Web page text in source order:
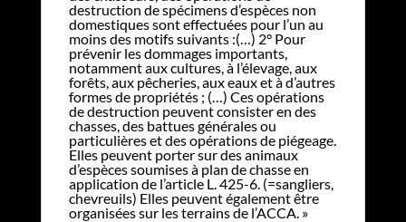
destruction de spécimens d’espèces non
domestiques sont effectuées pour l’un au
moins des motifs suivants :(…) 2° Pour
prévenir les dommages importants,
notamment aux cultures, à l’élevage, aux
forêts, aux pêcheries, aux eaux et à d’autres
formes de propriétés ; (…) Ces opérations
de destruction peuvent consister en des
chasses, des battues générales ou
particulières et des opérations de piégeage.
Elles peuvent porter sur des animaux
d’espèces soumises à plan de chasse en
application de l’article L. 425-6. (=sangliers,
chevreuils) Elles peuvent également être
organisées sur les terrains de l’ACCA. »